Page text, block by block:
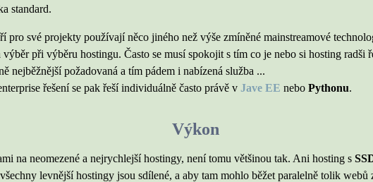
standard.
pro své projekty používají něco jiného než výše zmíněné mainstreamové
při výběru hostingu. Často se musí spokojit s tím co je nebo si hosting
nejběžnější požadovaná a tím pádem i nabízená služba ...
řešení se pak řeší individuálně často právě v Jave EE nebo Pythonu.
Výkon
na neomezené a nejrychlejší hostingy, není tomu většinou tak. Ani hosting s
levnější hostingy jsou sdílené, a aby tam mohlo běžet paralelně tolik